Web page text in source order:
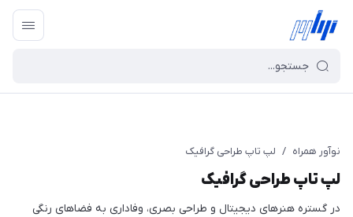
نوآور همراه / لپ تاپ طراحی گرافیک
لپ تاپ طراحی گرافیک
در گستره هنرهای دیجیتال و طراحی بصری، وفاداری به فضاهای رنگی